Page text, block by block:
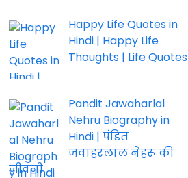
Happy Life Quotes in
Hindi | Happy Life
Thoughts | Life Quotes
Pandit Jawaharlal
Nehru Biography in
Hindi | पंडित
जवाहरलाल नेहरू की
जीवनी